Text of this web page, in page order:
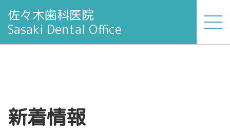
佐々木歯科医院
Sasaki Dental Office
新着情報